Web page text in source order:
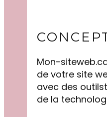
Mon-
de votre site
avec des
de la